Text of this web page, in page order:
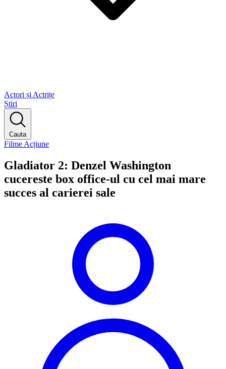
Actori și Actrițe
Știri
Cauta
Filme Acțiune
Gladiator 2: Denzel Washington
cucereste box office-ul cu cel mai mare
succes al carierei sale